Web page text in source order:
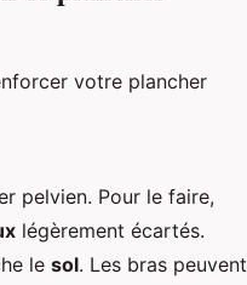
votre plancher
pelvien. Pour le faire,
légèrement écartés.
le sol. Les bras peuvent